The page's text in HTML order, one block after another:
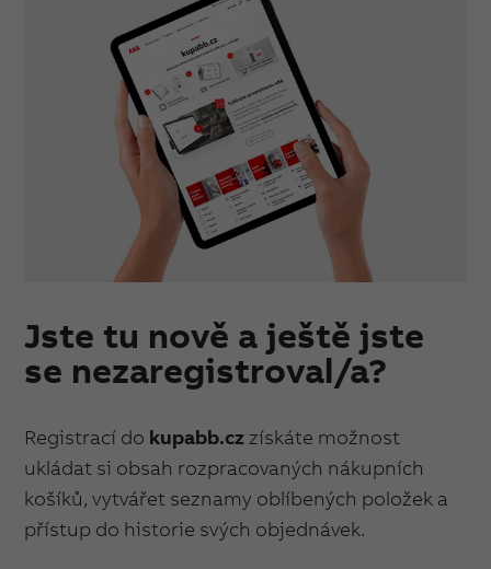
Jste tu nově a ještě jste
se nezaregistroval/a?
Registrací do kupabb.cz získáte možnost
ukládat si obsah rozpracovaných nákupních
košíků, vytvářet seznamy oblíbených položek a
přístup do historie svých objednávek.